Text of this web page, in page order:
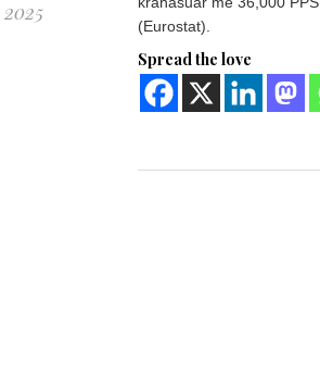
2025
(Eurostat).
Spread the love